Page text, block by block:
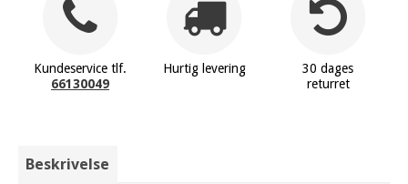
Kundeservice tlf.
66130049
Hurtig levering
30 dages
returret
Beskrivelse